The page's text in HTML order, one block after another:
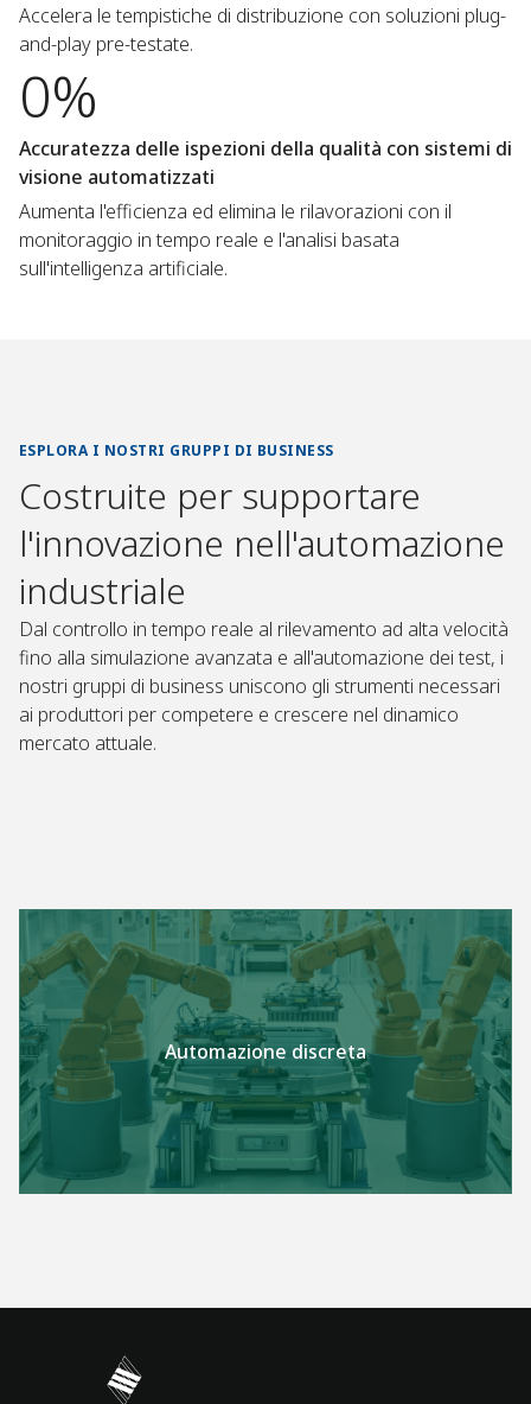
Accelera le tempistiche di distribuzione con soluzioni plug-
and-play pre-testate.
0%
Accuratezza delle ispezioni della qualità con sistemi di
visione automatizzati
Aumenta l'efficienza ed elimina le rilavorazioni con il
monitoraggio in tempo reale e l'analisi basata
sull'intelligenza artificiale.
ESPLORA I NOSTRI GRUPPI DI BUSINESS
Costruite per supportare
l'innovazione nell'automazione
industriale
Dal controllo in tempo reale al rilevamento ad alta velocità
fino alla simulazione avanzata e all'automazione dei test, i
nostri gruppi di business uniscono gli strumenti necessari
ai produttori per competere e crescere nel dinamico
mercato attuale.
Automazione discreta